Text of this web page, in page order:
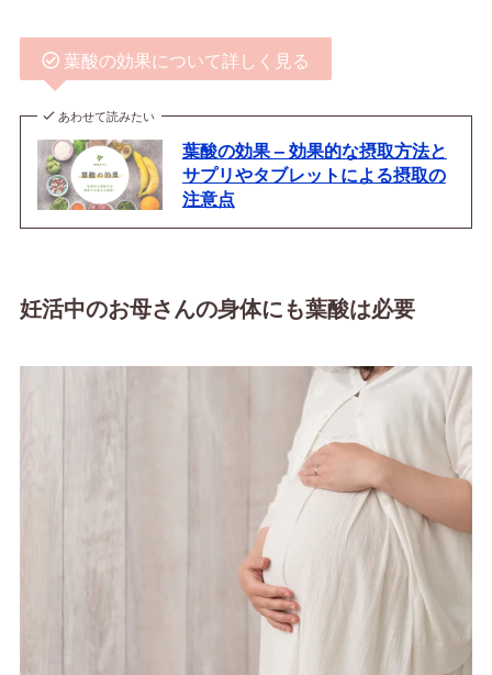
葉酸の効果について詳しく見る
あわせて読みたい
葉酸の効果 – 効果的な摂取方法と
サプリやタブレットによる摂取の
注意点
妊活中のお母さんの身体にも葉酸は必要